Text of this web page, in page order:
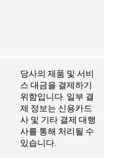
당사의 제품 및 서비
스 대금을 결제하기
위함입니다. 일부 결
제 정보는 신용카드
사 및 기타 결제 대행
사를 통해 처리될 수
있습니다.